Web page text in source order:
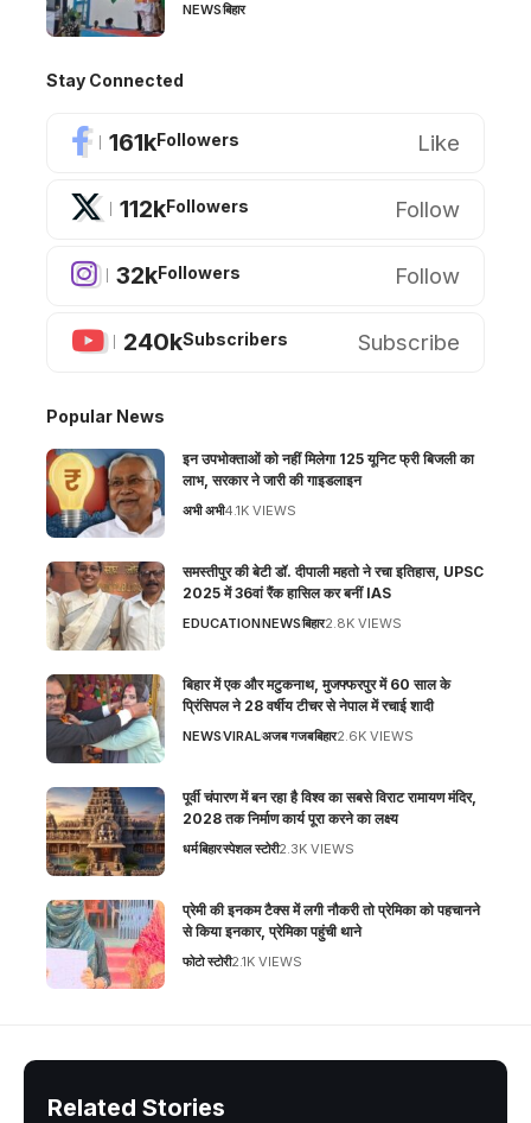
NEWSबिहार
Stay Connected
161kFollowers Like
112kFollowers Follow
32kFollowers Follow
240kSubscribers Subscribe
Popular News
इन उपभोक्ताओं को नहीं मिलेगा 125 यूनिट फ्री बिजली का
लाभ, सरकार ने जारी की गाइडलाइन
अभी अभी4.1K VIEWS
समस्तीपुर की बेटी डॉ. दीपाली महतो ने रचा इतिहास, UPSC
2025 में 36वां रैंक हासिल कर बनीं IAS
EDUCATIONNEWSबिहार2.8K VIEWS
बिहार में एक और मटुकनाथ, मुजफ्फरपुर में 60 साल के
प्रिंसिपल ने 28 वर्षीय टीचर से नेपाल में रचाई शादी
NEWSVIRALअजब गजबबिहार2.6K VIEWS
पूर्वी चंपारण में बन रहा है विश्व का सबसे विराट रामायण मंदिर,
2028 तक निर्माण कार्य पूरा करने का लक्ष्य
धर्मबिहारस्पेशल स्टोरी2.3K VIEWS
प्रेमी की इनकम टैक्स में लगी नौकरी तो प्रेमिका को पहचानने
से किया इनकार, प्रेमिका पहुंची थाने
फोटो स्टोरी2.1K VIEWS
Related Stories